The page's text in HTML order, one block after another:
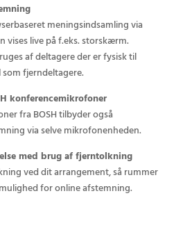
meningsindsamling via
vises live på f.eks. storskærm.
af deltagere der er fysisk til
som fjerndeltagere.
konferencemikrofoner
fra BOSH tilbyder også
via selve mikrofonenheden.
med brug af fjerntolkning
ved dit arrangement, så rummer
for online afstemning.